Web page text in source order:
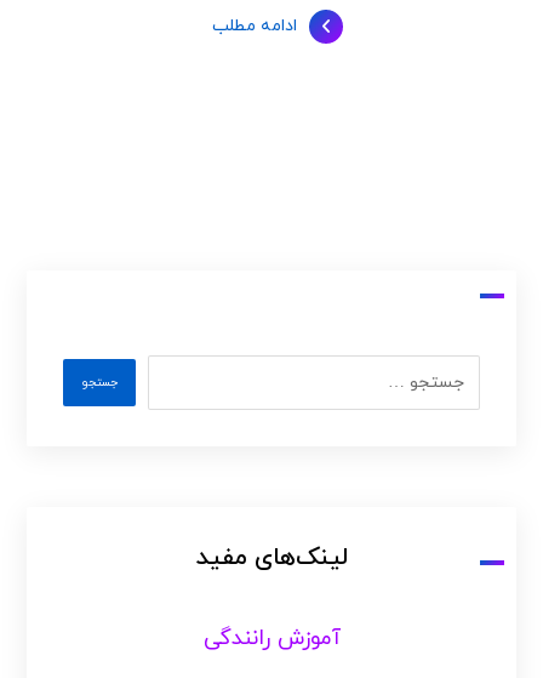
ادامه مطلب
لینک‌های مفید
آموزش رانندگی